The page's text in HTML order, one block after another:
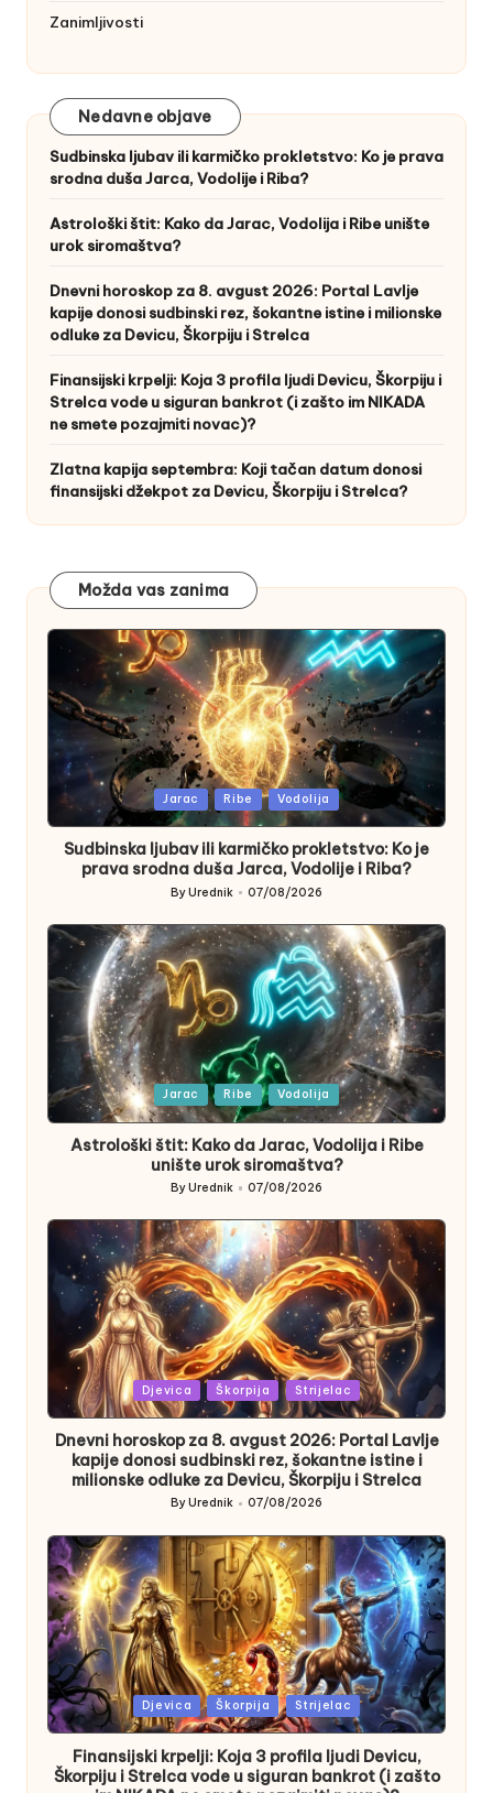
Zanimljivosti
Nedavne objave
Sudbinska ljubav ili karmičko prokletstvo: Ko je prava
srodna duša Jarca, Vodolije i Riba?
Astrološki štit: Kako da Jarac, Vodolija i Ribe unište
urok siromaštva?
Dnevni horoskop za 8. avgust 2026: Portal Lavlje
kapije donosi sudbinski rez, šokantne istine i milionske
odluke za Devicu, Škorpiju i Strelca
Finansijski krpelji: Koja 3 profila ljudi Devicu, Škorpiju i
Strelca vode u siguran bankrot (i zašto im NIKADA
ne smete pozajmiti novac)?
Zlatna kapija septembra: Koji tačan datum donosi
finansijski džekpot za Devicu, Škorpiju i Strelca?
Možda vas zanima
Posted
Jarac Ribe Vodolija
Sudbinska ljubav ili karmičko prokletstvo: Ko je
prava srodna duša Jarca, Vodolije i Riba?
Posted
ByUrednik 07/08/2026
Posted
Jarac Ribe Vodolija
Astrološki štit: Kako da Jarac, Vodolija i Ribe
unište urok siromaštva?
Posted
ByUrednik 07/08/2026
Posted
in
Djevica Škorpija Strijelac
Dnevni horoskop za 8. avgust 2026: Portal Lavlje
kapije donosi sudbinski rez, šokantne istine i
milionske odluke za Devicu, Škorpiju i Strelca
Posted
ByUrednik 07/08/2026
Posted
in
Djevica Škorpija Strijelac
Finansijski krpelji: Koja 3 profila ljudi Devicu,
Škorpiju i Strelca vode u siguran bankrot (i zašto